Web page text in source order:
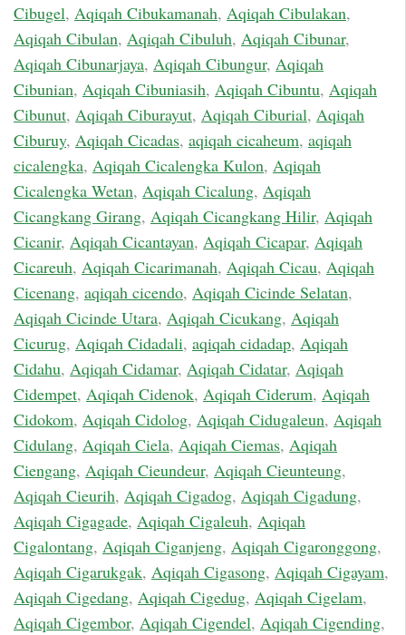
Cibugel, Aqiqah Cibukamanah, Aqiqah Cibulakan,
Aqiqah Cibulan, Aqiqah Cibuluh, Aqiqah Cibunar,
Aqiqah Cibunarjaya, Aqiqah Cibungur, Aqiqah
Cibunian, Aqiqah Cibuniasih, Aqiqah Cibuntu, Aqiqah
Cibunut, Aqiqah Ciburayut, Aqiqah Ciburial, Aqiqah
Ciburuy, Aqiqah Cicadas, aqiqah cicaheum, aqiqah
cicalengka, Aqiqah Cicalengka Kulon, Aqiqah
Cicalengka Wetan, Aqiqah Cicalung, Aqiqah
Cicangkang Girang, Aqiqah Cicangkang Hilir, Aqiqah
Cicanir, Aqiqah Cicantayan, Aqiqah Cicapar, Aqiqah
Cicareuh, Aqiqah Cicarimanah, Aqiqah Cicau, Aqiqah
Cicenang, aqiqah cicendo, Aqiqah Cicinde Selatan,
Aqiqah Cicinde Utara, Aqiqah Cicukang, Aqiqah
Cicurug, Aqiqah Cidadali, aqiqah cidadap, Aqiqah
Cidahu, Aqiqah Cidamar, Aqiqah Cidatar, Aqiqah
Cidempet, Aqiqah Cidenok, Aqiqah Ciderum, Aqiqah
Cidokom, Aqiqah Cidolog, Aqiqah Cidugaleun, Aqiqah
Cidulang, Aqiqah Ciela, Aqiqah Ciemas, Aqiqah
Ciengang, Aqiqah Cieundeur, Aqiqah Cieunteung,
Aqiqah Cieurih, Aqiqah Cigadog, Aqiqah Cigadung,
Aqiqah Cigagade, Aqiqah Cigaleuh, Aqiqah
Cigalontang, Aqiqah Ciganjeng, Aqiqah Cigaronggong,
Aqiqah Cigarukgak, Aqiqah Cigasong, Aqiqah Cigayam,
Aqiqah Cigedang, Aqiqah Cigedug, Aqiqah Cigelam,
Aqiqah Cigembor, Aqiqah Cigendel, Aqiqah Cigending,